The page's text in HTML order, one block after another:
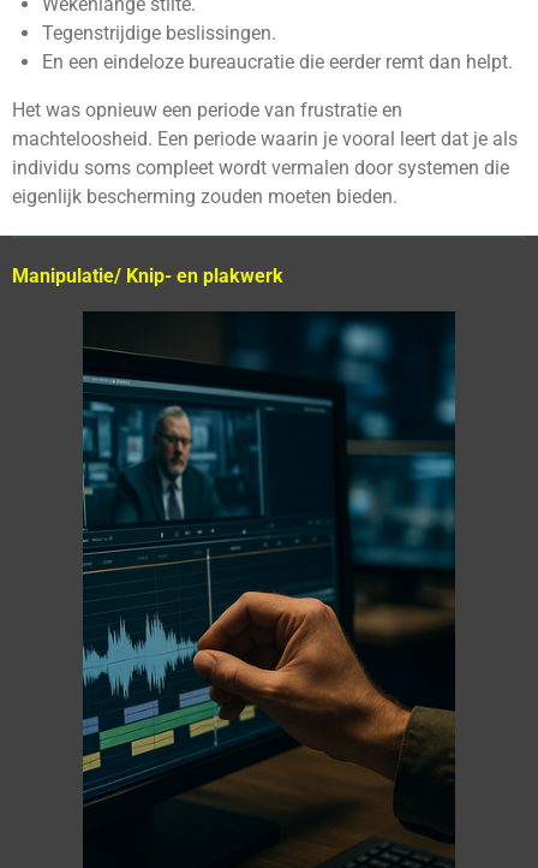
Tegenstrijdige beslissingen.
En een eindeloze bureaucratie die eerder remt dan helpt.
Het was opnieuw een periode van frustratie en
machteloosheid. Een periode waarin je vooral leert dat je als
individu soms compleet wordt vermalen door systemen die
eigenlijk bescherming zouden moeten bieden.
Manipulatie/ Knip- en plakwerk